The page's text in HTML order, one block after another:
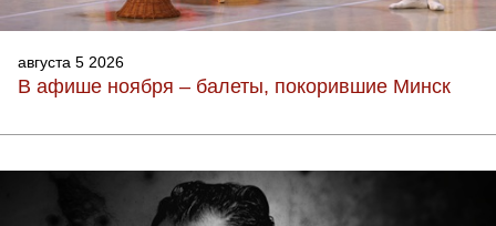
августа 5 2026
В афише ноября – балеты, покорившие Минск